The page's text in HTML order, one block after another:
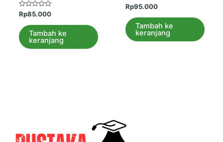
Dinilai
0
dari
5
Rp85.000
Tambah ke
keranjang
Dinilai
0
dari
5
Rp95.000
Tambah ke
keranjang